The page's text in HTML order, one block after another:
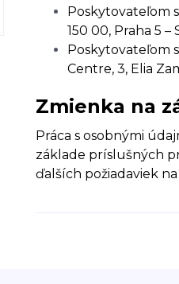
Poskytovateľom
150 00, Praha 5 –
Poskytovateľom
Centre, 3, Elia
Zmienka na
Práca s osobnými
základe príslušných
ďalších požiadaviek